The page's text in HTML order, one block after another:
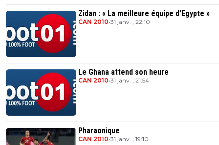
Zidan : « La meilleure équipe d’Egypte »
CAN 2010•31 janv. , 22:10
Le Ghana attend son heure
CAN 2010•31 janv. , 21:54
Pharaonique
CAN 2010•31 janv. , 19:10